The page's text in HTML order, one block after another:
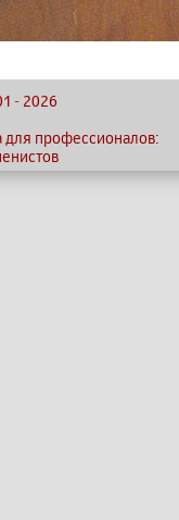
- 2026
для профессионалов: